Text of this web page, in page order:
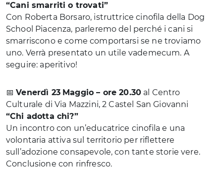
“Cani smarriti o trovati”
Con Roberta Borsaro, istruttrice cinofila della Dog
School Piacenza, parleremo del perché i cani si
smarriscono e come comportarsi se ne troviamo
uno. Verrà presentato un utile vademecum. A
seguire: aperitivo!
📅Venerdì 23 Maggio – ore 20.30 al Centro
Culturale di Via Mazzini, 2 Castel San Giovanni
“Chi adotta chi?”
Un incontro con un’educatrice cinofila e una
volontaria attiva sul territorio per riflettere
sull’adozione consapevole, con tante storie vere.
Conclusione con rinfresco.